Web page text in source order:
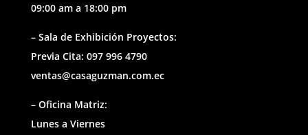
09:00 am a 18:00 pm
– Sala de Exhibición Proyectos:
Previa Cita: 097 996 4790
ventas@casaguzman.com.ec
– Oficina Matriz:
Lunes a Viernes